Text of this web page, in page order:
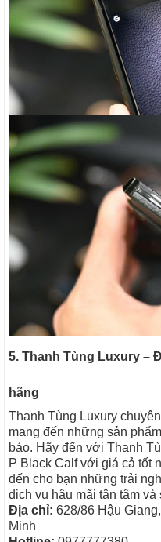
5. Thanh Tùng Luxury –
hãng
Thanh Tùng Luxury
mang đến những sản
bảo. Hãy đến với Thanh
P Black Calf với giá cả tốt
đến cho bạn những trải
dịch vụ hậu mãi tận tâm
Địa chỉ: 628/86 Hậu
Minh